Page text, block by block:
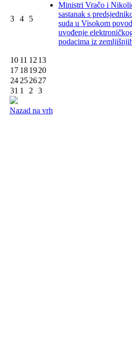
3 4 5
Ministri Vračo i
sastanak s
suda u Visokom
uvođenje
podacima iz
10 11 1213
17 181920
24252627
31 1 2 3
Nazad na vrh